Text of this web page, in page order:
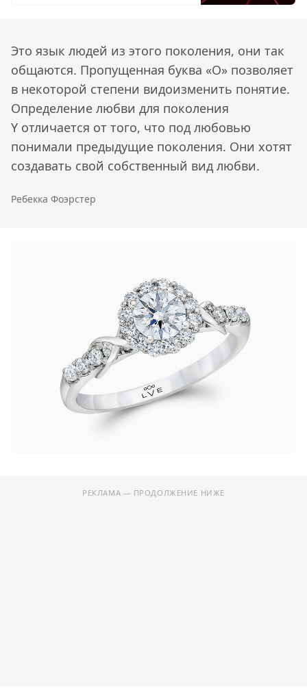
Это язык людей из этого поколения, они так
общаются. Пропущенная буква «О» позволяет
в некоторой степени видоизменить понятие.
Определение любви для поколения
Y отличается от того, что под любовью
понимали предыдущие поколения. Они хотят
создавать свой собственный вид любви.
Ребекка Фоэрстер
РЕКЛАМА — ПРОДОЛЖЕНИЕ НИЖЕ